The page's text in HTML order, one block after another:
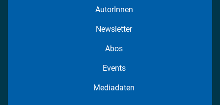
AutorInnen
Newsletter
Abos
Events
Mediadaten